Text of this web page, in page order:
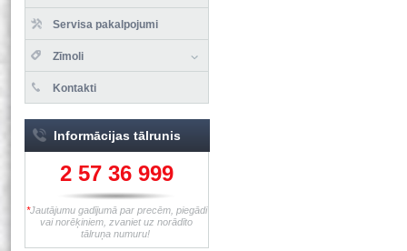
Servisa pakalpojumi
Zīmoli
Kontakti
Informācijas tālrunis
2 57 36 999
*Jautājumu gadījumā par precēm, piegādi
vai norēķiniem, zvaniet uz norādīto
tālruņa numuru!